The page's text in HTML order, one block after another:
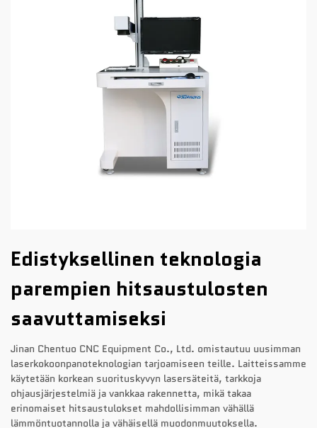
Edistyksellinen teknologia
parempien hitsaustulosten
saavuttamiseksi
Jinan Chentuo CNC Equipment Co., Ltd. omistautuu uusimman
laserkokoonpanoteknologian tarjoamiseen teille. Laitteissamme
käytetään korkean suorituskyvyn lasersäteitä, tarkkoja
ohjausjärjestelmiä ja vankkaa rakennetta, mikä takaa
erinomaiset hitsaustulokset mahdollisimman vähällä
lämmöntuotannolla ja vähäisellä muodonmuutoksella.